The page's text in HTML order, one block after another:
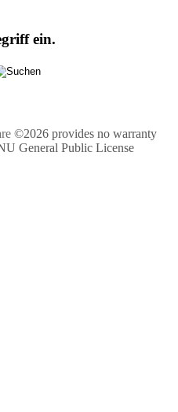
ein.
©2026 provides no warranty
General Public License